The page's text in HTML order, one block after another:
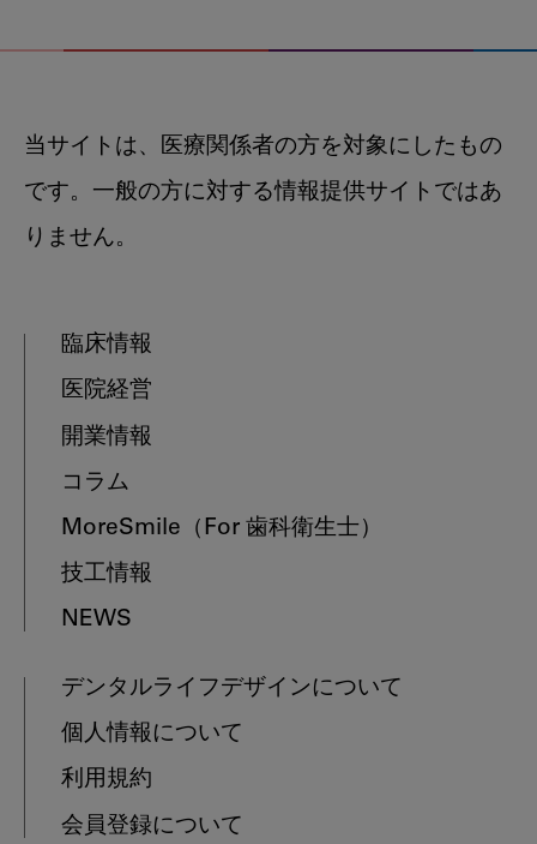
当サイトは、医療関係者の方を対象にしたもの
です。一般の方に対する情報提供サイトではあ
りません。
臨床情報
医院経営
開業情報
コラム
MoreSmile （For 歯科衛生士）
技工情報
NEWS
デンタルライフデザインについて
個人情報について
利用規約
会員登録について